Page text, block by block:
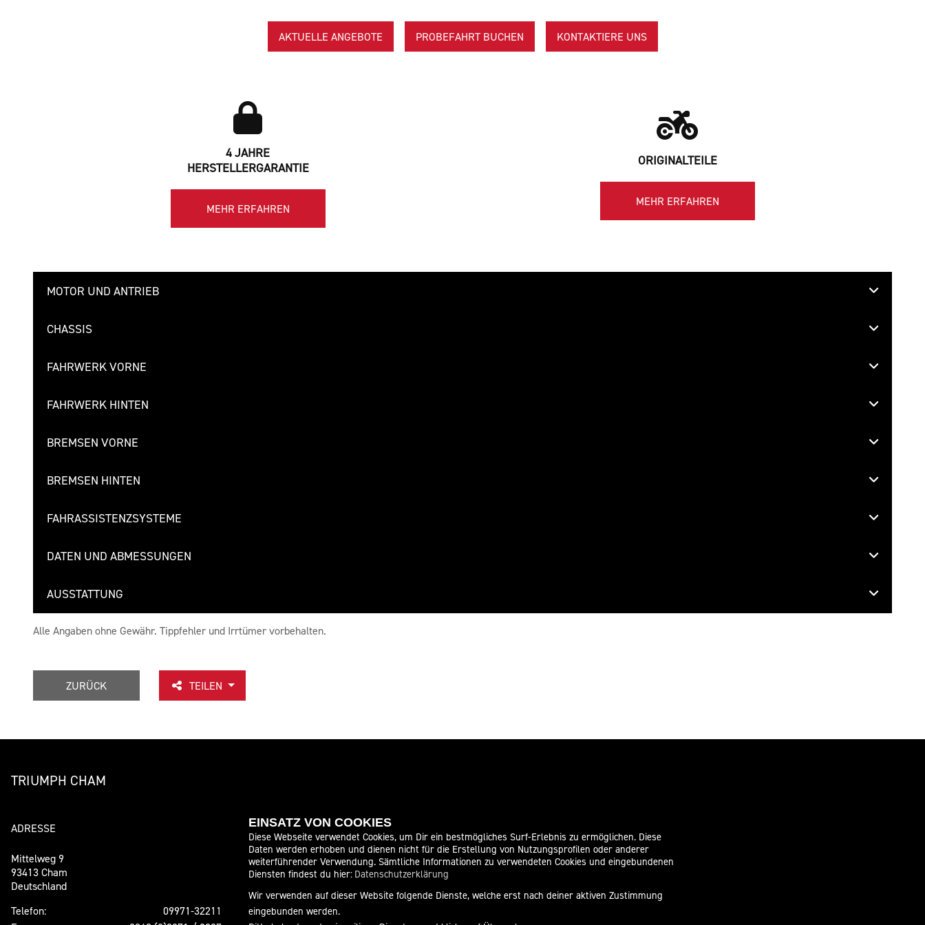
PROBEFAHRT BUCHEN
AKTUELLE ANGEBOTE KONTAKTIERE UNS
4 JAHRE
HERSTELLERGARANTIE
MEHR ERFAHREN
ORIGINALTEILE
MEHR ERFAHREN
MOTOR UND ANTRIEB
CHASSIS
FAHRWERK VORNE
FAHRWERK HINTEN
BREMSEN VORNE
BREMSEN HINTEN
FAHRASSISTENZSYSTEME
DATEN UND ABMESSUNGEN
AUSSTATTUNG
Alle Angaben ohne Gewähr. Tippfehler und Irrtümer vorbehalten.
ZURÜCK TEILEN
TRIUMPH CHAM
ADRESSE
Mittelweg 9
93413 Cham
Deutschland
Telefon:
09971-32211
ÖFFNUNGSZEITEN
Montag:
08:00 - 18:00
Mittwoch:
08:00 - 18:00
Donnerstag:
08:00 - 18:00
EINSATZ VON COOKIES
Diese Webseite verwendet Cookies, um Dir ein bestmögliches Surf-Erlebnis zu ermöglichen. Diese
Daten werden erhoben und dienen nicht für die Erstellung von Nutzungsprofilen oder anderer
weiterführender Verwendung. Sämtliche Informationen zu verwendeten Cookies und eingebundenen
Diensten findest du hier: Datenschutzerklärung
Wir verwenden auf dieser Website folgende Dienste, welche erst nach deiner aktiven Zustimmung
eingebunden werden.